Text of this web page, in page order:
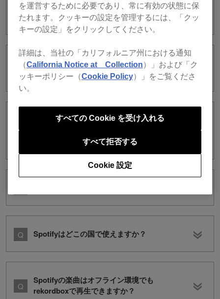
Spotifyの再生が途中で止まるのはなぜで
すか？
Spotifyの楽曲をrekordboxのプレイリス
トに追加できません。
Spotifyの楽曲が[コレクション]、[演奏履
Spotifyはどこの国で使えますか？
Spotifyの楽曲はオフライン環境でも
rekordboxで再生できますか？
を運営するために必要であり、常に有効の状態に保
たれます。クッキーの設定を管理するには、「クッ
キーの設定」をクリックしてください。
詳細は、当社の「カリフォルニア州における通知
（California Notice at Collection）」および「ク
ッキーポリシー（Cookie Policy）」をご覧くださ
い。
Cookie 設定
すべて拒否する
すべての Cookie を受け入れる